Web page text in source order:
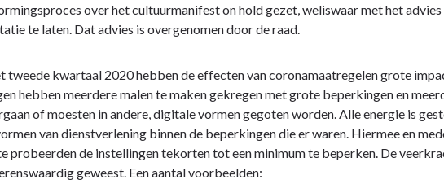
over het cultuurmanifest on hold gezet, weliswaar met het
te laten. Dat advies is overgenomen door de raad.
tweede kwartaal 2020 hebben de effecten van coronamaatregelen grote
hebben meerdere malen te maken gekregen met grote beperkingen en
of moesten in andere, digitale vormen gegoten worden. Alle energie is
van dienstverlening binnen de beperkingen die er waren. Hiermee en
probeerden de instellingen tekorten tot een minimum te beperken. De
geweest. Een aantal voorbeelden: